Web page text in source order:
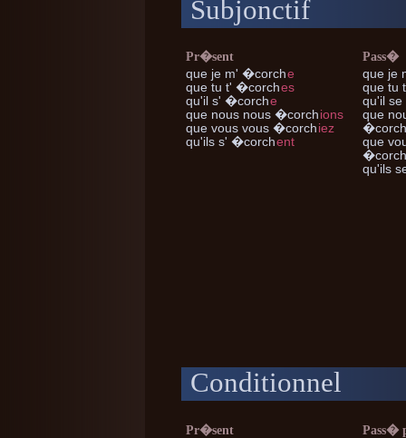
Subjonctif
Pr�sent
que je m' �corche
que tu t' �corches
qu'il s' �corche
que nous nous �corchions
que vous vous �corchiez
qu'ils s' �corchent
Pass�
que je
que tu
qu'il se
que
�corch
que
�corch
qu'ils
Conditionnel
Pr�sent
Pass�